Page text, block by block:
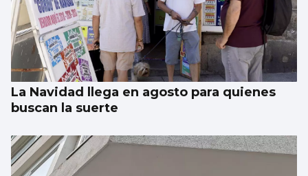
La Navidad llega en agosto para quienes
buscan la suerte